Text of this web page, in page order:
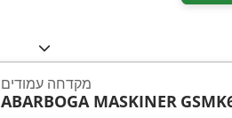
מקדחה עמודים
ABARBOGA MASKINER